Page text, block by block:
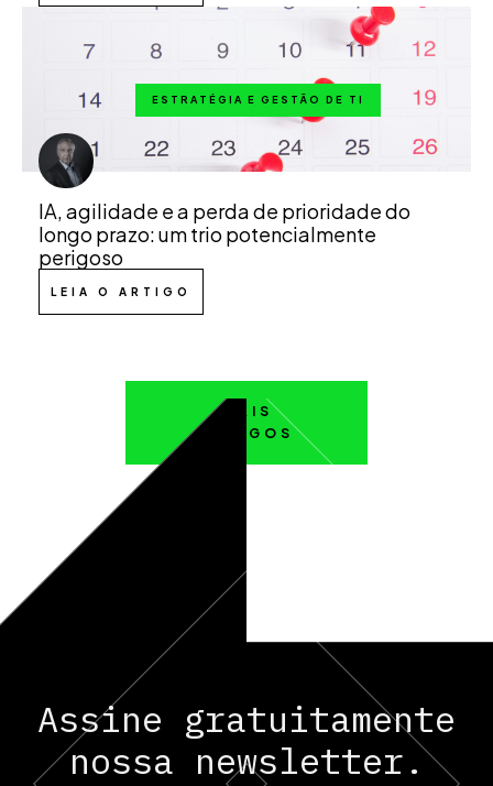
ESTRATÉGIA E GESTÃO DE TI
IA, agilidade e a perda de prioridade do
longo prazo: um trio potencialmente
perigoso
LEIA O ARTIGO
MAIS
ARTIGOS
Assine gratuitamente
nossa newsletter.